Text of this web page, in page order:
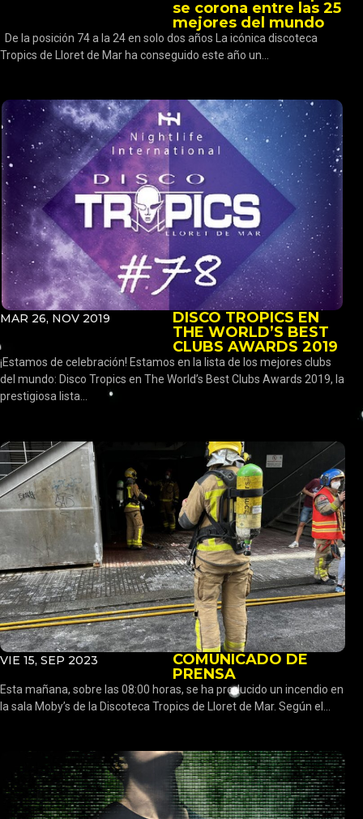
se corona entre las 25
mejores del mundo
De la posición 74 a la 24 en solo dos años La icónica discoteca
Tropics de Lloret de Mar ha conseguido este año un...
MAR 26, NOV 2019
DISCO TROPICS EN
THE WORLD’S BEST
CLUBS AWARDS 2019
¡Estamos de celebración! Estamos en la lista de los mejores clubs
del mundo: Disco Tropics en The World’s Best Clubs Awards 2019, la
prestigiosa lista...
VIE 15, SEP 2023
COMUNICADO DE
PRENSA
Esta mañana, sobre las 08:00 horas, se ha producido un incendio en
la sala Moby’s de la Discoteca Tropics de Lloret de Mar. Según el...